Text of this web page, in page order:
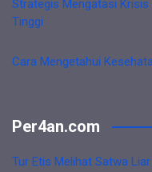
Strategis Mengatasi Krisis
Tinggi
Cara Mengetahui
Per4an.com
Tur Etis Melihat Satwa